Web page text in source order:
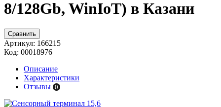
8/128Gb, WinIoT) в Казани
Сравнить
Артикул: 166215
Код: 00018976
Описание
Характеристики
Отзывы 0